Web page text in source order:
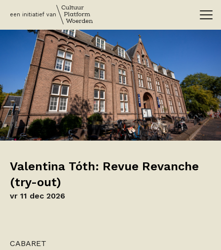
een initiatief van
Valentina Tóth: Revue Revanche
(try-out)
vr 11 dec 2026
CABARET